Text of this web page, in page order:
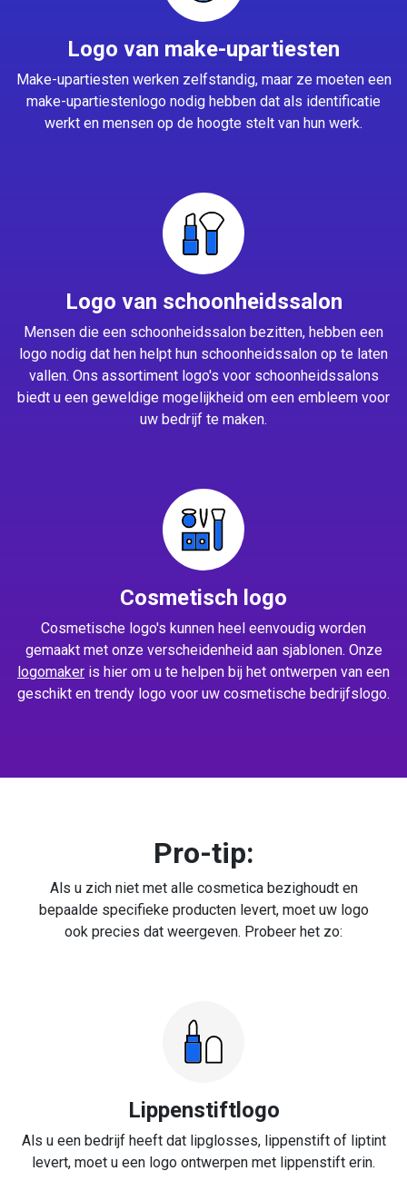
Logo van make-upartiesten
Make-upartiesten werken zelfstandig, maar ze moeten een
make-upartiestenlogo nodig hebben dat als identificatie
werkt en mensen op de hoogte stelt van hun werk.
Logo van schoonheidssalon
Mensen die een schoonheidssalon bezitten, hebben een
logo nodig dat hen helpt hun schoonheidssalon op te laten
vallen. Ons assortiment logo's voor schoonheidssalons
biedt u een geweldige mogelijkheid om een embleem voor
uw bedrijf te maken.
Cosmetisch logo
Cosmetische logo's kunnen heel eenvoudig worden
gemaakt met onze verscheidenheid aan sjablonen. Onze
logomaker is hier om u te helpen bij het ontwerpen van een
geschikt en trendy logo voor uw cosmetische bedrijfslogo.
Pro-tip:
Als u zich niet met alle cosmetica bezighoudt en
bepaalde specifieke producten levert, moet uw logo
ook precies dat weergeven. Probeer het zo:
Lippenstiftlogo
Als u een bedrijf heeft dat lipglosses, lippenstift of liptint
levert, moet u een logo ontwerpen met lippenstift erin.